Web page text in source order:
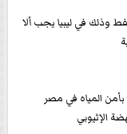
وذلك في ليبيا يجب ألا
المياه في مصر
الإثيوبي